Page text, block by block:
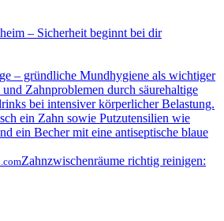
– Sicherheit beginnt bei dir
Zahnzwischenräume richtig reinigen: